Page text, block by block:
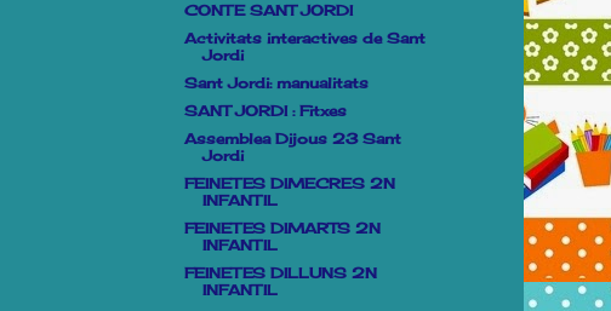
CONTE SANT JORDI
Activitats interactives de Sant
Jordi
Sant Jordi: manualitats
SANT JORDI : Fitxes
Assemblea Dijous 23 Sant
Jordi
FEINETES DIMECRES 2N
INFANTIL
FEINETES DIMARTS 2N
INFANTIL
FEINETES DILLUNS 2N
INFANTIL